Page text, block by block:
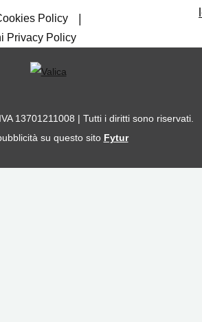
Policy |
Privacy Policy
13701211008 | Tutti i diritti sono riservati.
su questo sito Fytur